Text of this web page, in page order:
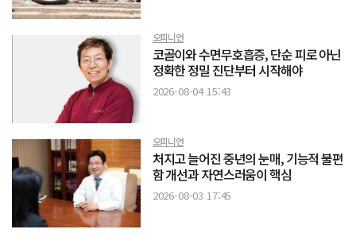
오피니언
코골이와 수면무호흡증, 단순 피로 아닌
정확한 정밀 진단부터 시작해야
2026-08-04 15:43
오피니언
처지고 늘어진 중년의 눈매, 기능적 불편
함 개선과 자연스러움이 핵심
2026-08-03 17:45